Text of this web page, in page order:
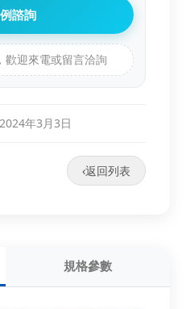
諮詢
歡迎來電或留言洽詢
年3月3日
‹返回列表
規格參數